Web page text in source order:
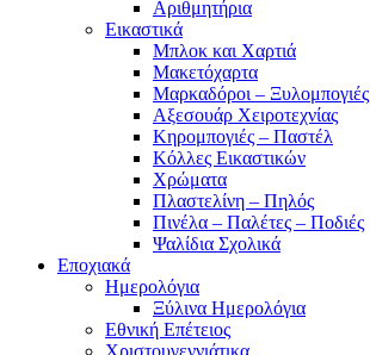
Αριθμητήρια
Εικαστικά
Μπλοκ και Χαρτιά
Μακετόχαρτα
Μαρκαδόροι – Ξυλομπογιές
Αξεσουάρ Χειροτεχνίας
Κηρομπογιές – Παστέλ
Κόλλες Εικαστικών
Χρώματα
Πλαστελίνη – Πηλός
Πινέλα – Παλέτες – Ποδιές
Ψαλίδια Σχολικά
Εποχιακά
Ημερολόγια
Ξύλινα Ημερολόγια
Εθνική Επέτειος
Χριστουγεννιάτικα